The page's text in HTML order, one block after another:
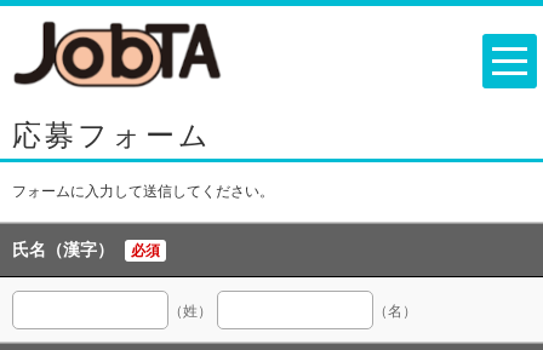
応募フォーム
フォームに入力して送信してください。
氏名（漢字） 必須
（姓） （名）